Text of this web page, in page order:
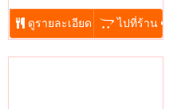
...
ดูรายละเอียด ไปที่ร้าน